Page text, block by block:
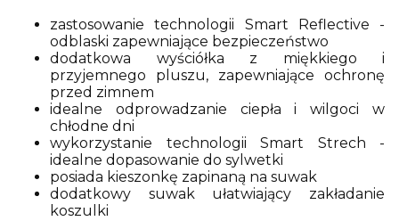
zastosowanie technologii Smart Reflective -
odblaski zapewniające bezpieczeństwo
dodatkowa wyściółka z miękkiego i
przyjemnego pluszu, zapewniające ochronę
przed zimnem
idealne odprowadzanie ciepła i wilgoci w
chłodne dni
wykorzystanie technologii Smart Strech -
idealne dopasowanie do sylwetki
posiada kieszonkę zapinaną na suwak
dodatkowy suwak ułatwiający zakładanie
koszulki